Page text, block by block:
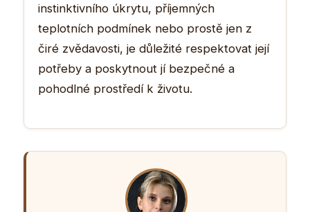
instinktivního úkrytu, příjemných
teplotních podmínek nebo prostě jen z
čiré zvědavosti, je důležité respektovat její
potřeby a poskytnout jí bezpečné a
pohodlné prostředí k životu.